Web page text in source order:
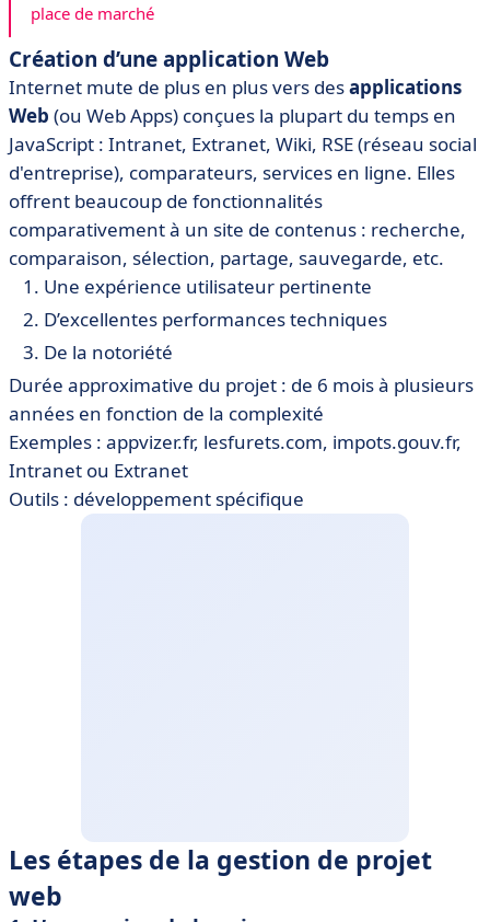
place de marché
Création d’une application Web
Internet mute de plus en plus vers desapplications
Web (ou Web Apps) conçues la plupart du temps en
JavaScript : Intranet, Extranet, Wiki, RSE (réseau social
d'entreprise), comparateurs, services en ligne. Elles
offrent beaucoup de fonctionnalités
comparativement à un site de contenus : recherche,
comparaison, sélection, partage, sauvegarde, etc.
Une expérience utilisateur pertinente
D’excellentes performances techniques
De la notoriété
Durée approximative du projet : de 6 mois à plusieurs
années en fonction de la complexité
Exemples : appvizer.fr, lesfurets.com, impots.gouv.fr,
Intranet ou Extranet
Outils : développement spécifique
Les étapes de la gestion de projet
web